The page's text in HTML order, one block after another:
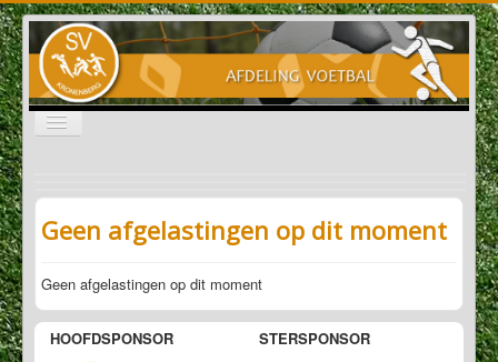
Schakelen
navigatie
Programma / uitslagen
KB 1
Geen afgelastingen op dit moment
Geen afgelastingen op dit moment
HOOFDSPONSOR STERSPONSOR